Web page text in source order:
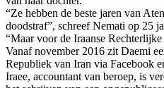
“Ze hebben de beste jaren van
doodstraf”, schreef Nemati op 25
“Maar voor de Iraanse
Vanaf november 2016 zit Daemi
Republiek van Iran via Facebook
Iraee, accountant van beroep, is